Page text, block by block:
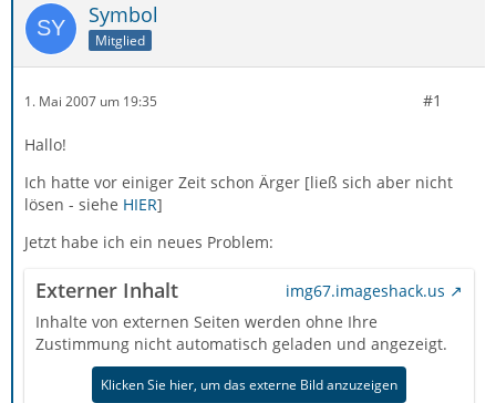
Symbol
Mitglied
1. Mai 2007 um 19:35 #1
Hallo!
Ich hatte vor einiger Zeit schon Ärger [ließ sich aber nicht
lösen - siehe HIER]
Jetzt habe ich ein neues Problem:
Externer Inhalt
img67.imageshack.us
Inhalte von externen Seiten werden ohne Ihre
Zustimmung nicht automatisch geladen und angezeigt.
Klicken Sie hier, um das externe Bild anzuzeigen